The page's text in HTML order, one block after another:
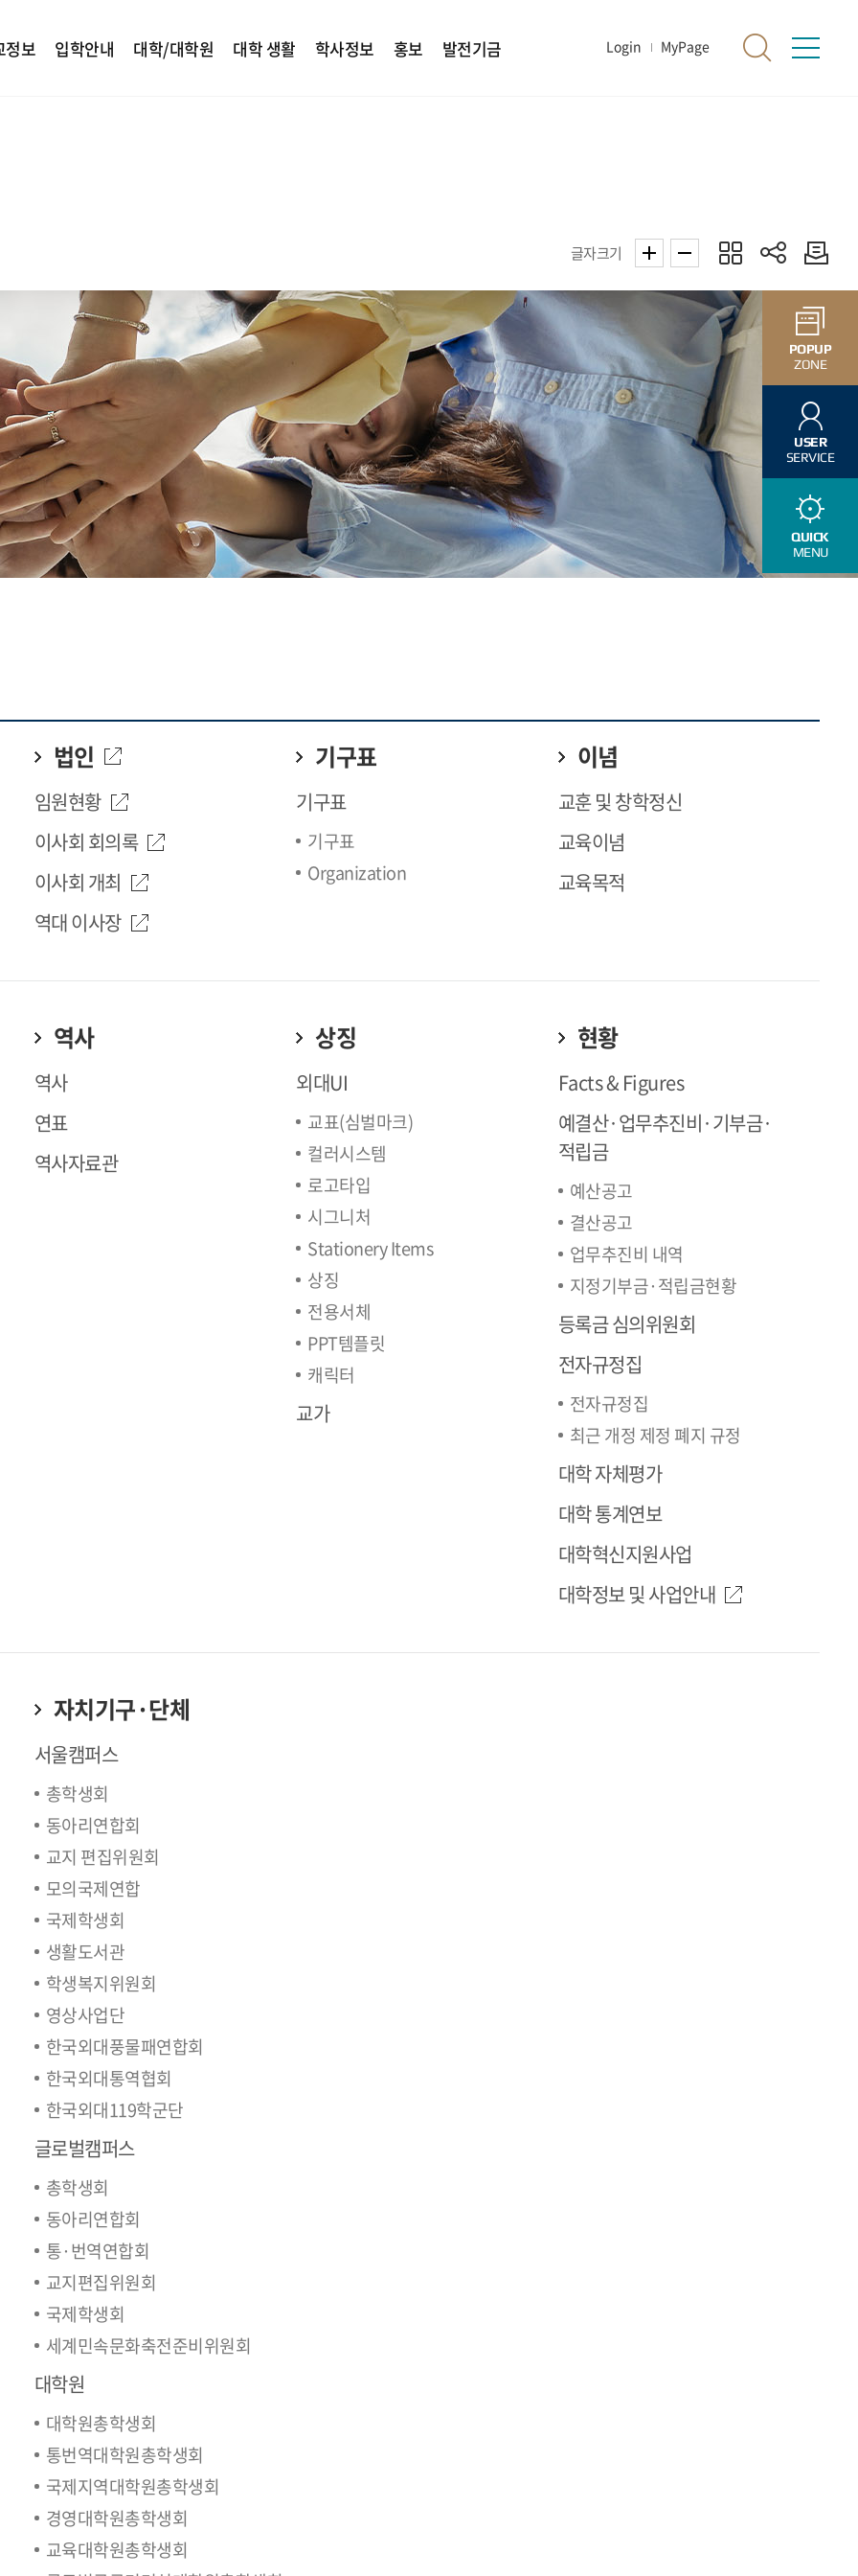
정보 입학안내 대학/대학원 대학 생활 학사정보 홍보 발전기금 Login MyPage
POPUP
ZONE
USER
SERVICE
QUICK
MENU
글자크기
법인
임원현황
이사회 회의록
이사회 개최
역대 이사장
기구표
기구표
기구표
Organization
이념
교훈 및 창학정신
교육이념
교육목적
역사
역사
연표
역사자료관
상징
외대UI
교표(심벌마크)
컬러시스템
로고타입
시그니처
Stationery Items
상징
전용서체
PPT템플릿
캐릭터
교가
현황
Facts & Figures
예결산·업무추진비·기부금·
적립금
예산공고
결산공고
업무추진비 내역
지정기부금·적립금현황
등록금 심의위원회
전자규정집
전자규정집
최근 개정 제정 폐지 규정
대학 자체평가
대학 통계연보
대학혁신지원사업
대학정보 및 사업안내
자치기구·단체
서울캠퍼스
총학생회
동아리연합회
교지 편집위원회
모의국제연합
국제학생회
생활도서관
학생복지위원회
영상사업단
한국외대풍물패연합회
한국외대통역협회
한국외대119학군단
글로벌캠퍼스
총학생회
동아리연합회
통·번역연합회
교지편집위원회
국제학생회
세계민속문화축전준비위원회
대학원
대학원총학생회
통번역대학원총학생회
국제지역대학원총학생회
경영대학원총학생회
교육대학원총학생회